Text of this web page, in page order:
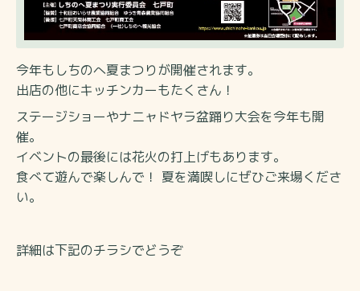
今年もしちのへ夏まつりが開催されます。
出店の他にキッチンカーもたくさん！
ステージショーやナニャドヤラ盆踊り大会を今年も開
催。
イベントの最後には花火の打上げもあります。
食べて遊んで楽しんで！ 夏を満喫しにぜひご来場くださ
い。
詳細は下記のチラシでどうぞ